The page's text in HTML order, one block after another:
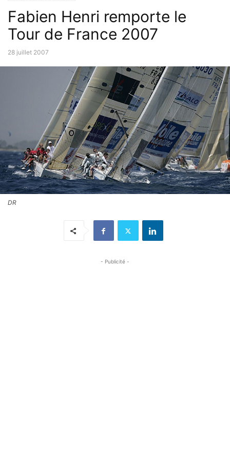
Fabien Henri remporte le
Tour de France 2007
28 juillet 2007
DR
- Publicité -